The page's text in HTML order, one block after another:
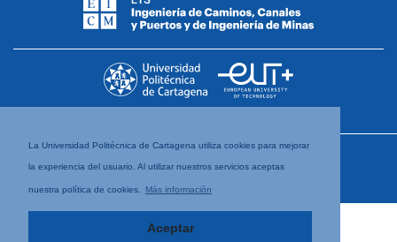
La Universidad Politécnica de Cartagena utiliza cookies para mejorar
la experiencia del usuario. Al utilizar nuestros servicios aceptas
nuestra política de cookies. Más información
Aceptar